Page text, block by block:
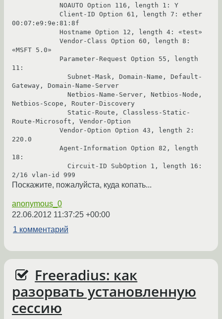
00:07:e9:9e:81:8f
«MSFT 5.0»
11:
Gateway, Domain-Name-Server
Netbios-Scope, Router-Discovery
Route-Microsoft, Vendor-Option
220.0
18:
2/16 vlan-id 999
Поскажите, пожалуйста, куда копать...
anonymous_0
22.06.2012 11:37:25 +00:00
1 комментарий
Freeradius: как
разорвать установленную
сессию